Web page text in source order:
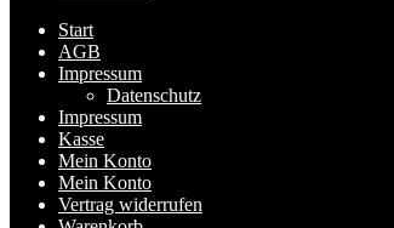
Start
AGB
Impressum
Datenschutz
Impressum
Kasse
Mein Konto
Mein Konto
Vertrag widerrufen